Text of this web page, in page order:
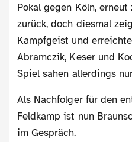
Pokal gegen Köln,
zurück, doch diesmal
Kampfgeist und
Abramczik, Keser und
Spiel sahen allerdings
Als Nachfolger für den entlassenen Karl-Heinz
Feldkamp ist nun
im Gespräch.